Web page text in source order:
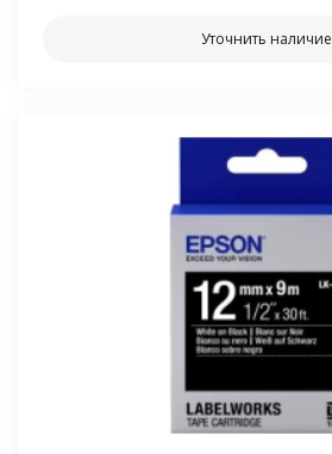
Уточнить наличие